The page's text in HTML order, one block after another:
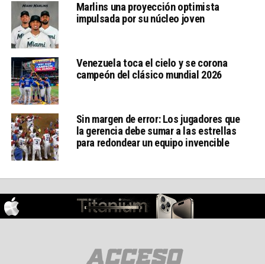
Marlins una proyección optimista
impulsada por su núcleo joven
Venezuela toca el cielo y se corona
campeón del clásico mundial 2026
Sin margen de error: Los jugadores que
la gerencia debe sumar a las estrellas
para redondear un equipo invencible